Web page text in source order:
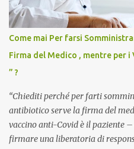
Come mai Per farsi
Firma del Medico , mentre per i
” ?
“Chiediti perché per farti
antibiotico serve la firma del
vaccino anti-Covid è il paziente
firmare una liberatoria di